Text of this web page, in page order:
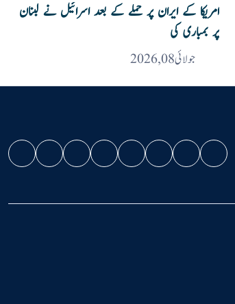
امریکا کے ایران پر حملے کے بعد اسرائیل نے لبنان
پر بمباری کی
جولائی 08, 2026